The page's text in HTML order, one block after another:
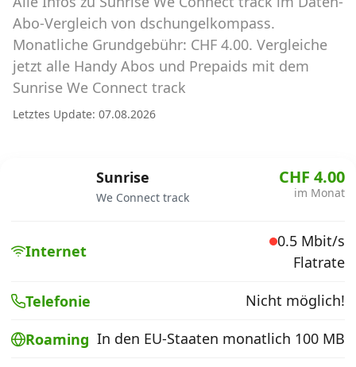
Abos für Tablets, Hotspots und Smart
Watches
Tarifrechner Handy-Abo
Der gute alte Tarifrechner im neuen Design
Alle Anbieter
Mobilfunknetz Schweiz
Handy-Abo kündigen oder
wechseln
Abo-Vergleich von dschungelkompass.
Monatliche Grundgebühr: CHF 4.00. Vergleiche
jetzt alle Handy Abos und Prepaids mit dem
Sunrise We Connect track
Letztes Update: 07.08.2026
Sunrise
We Connect track
CHF 4.00
im Monat
Internet
0.5 Mbit/s
Flatrate
Telefonie Nicht möglich!
Roaming In den EU-Staaten monatlich 100 MB